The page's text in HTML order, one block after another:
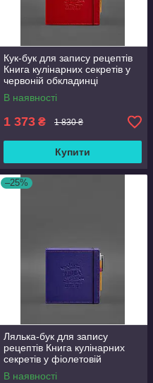
Кук-бук для запису рецептів
Книга кулінарних секретів у
червоній обкладинці
BlankNote
В наявності
1 373 ₴ 1 830 ₴
Купити
–25%
Лялька-бук для запису
рецептів Книга кулінарних
секретів у фіолетовій
обкладинці BlankNote
В наявності